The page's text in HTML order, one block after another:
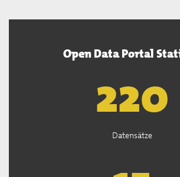
Open Data Portal
222
Datensätze